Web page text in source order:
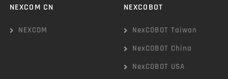
NEXCOM CN
NEXCOM
NEXCOBOT
NexCOBOT Taiwan
NexCOBOT China
NexCOBOT USA